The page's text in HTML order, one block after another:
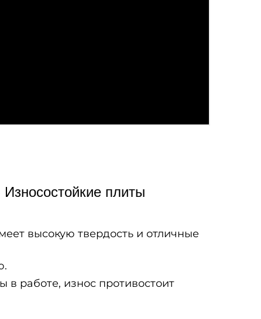
плиты
высокую твердость и отличные
работе, износ противостоит